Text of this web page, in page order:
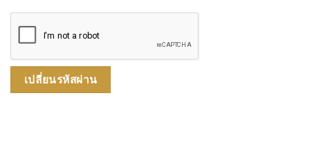
เปลี่ยนรหัสผ่าน